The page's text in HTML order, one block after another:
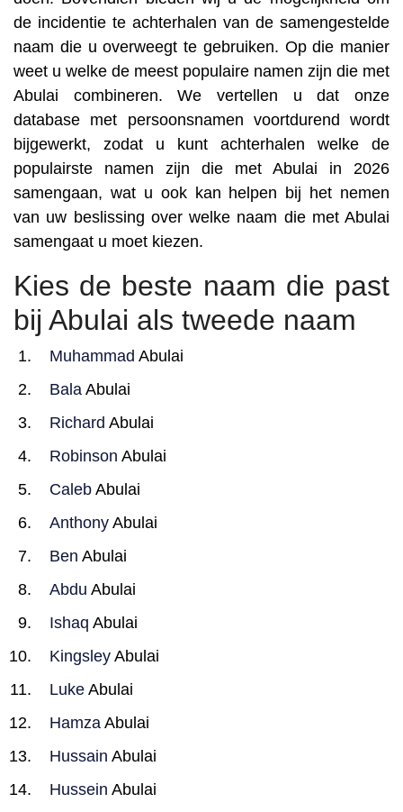
de incidentie te achterhalen van de samengestelde
naam die u overweegt te gebruiken. Op die manier
weet u welke de meest populaire namen zijn die met
Abulai combineren. We vertellen u dat onze
database met persoonsnamen voortdurend wordt
bijgewerkt, zodat u kunt achterhalen welke de
populairste namen zijn die met Abulai in 2026
samengaan, wat u ook kan helpen bij het nemen
van uw beslissing over welke naam die met Abulai
samengaat u moet kiezen.
Kies de beste naam die past
bij Abulai als tweede naam
Muhammad Abulai
Bala Abulai
Richard Abulai
Robinson Abulai
Caleb Abulai
Anthony Abulai
Ben Abulai
Abdu Abulai
Ishaq Abulai
Kingsley Abulai
Luke Abulai
Hamza Abulai
Hussain Abulai
Hussein Abulai